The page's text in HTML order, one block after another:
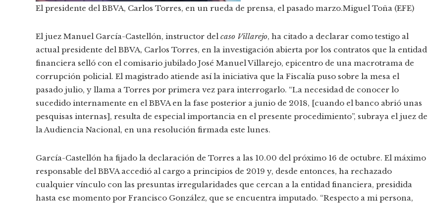
El presidente del BBVA, Carlos Torres, en un rueda de prensa, el pasado marzo.Miguel Toña (EFE)
El juez Manuel García-Castellón, instructor del caso Villarejo, ha citado a declarar como testigo al
actual presidente del BBVA, Carlos Torres, en la investigación abierta por los contratos que la entidad
financiera selló con el comisario jubilado José Manuel Villarejo, epicentro de una macrotrama de
corrupción policial. El magistrado atiende así la iniciativa que la Fiscalía puso sobre la mesa el
pasado julio, y llama a Torres por primera vez para interrogarlo. “La necesidad de conocer lo
sucedido internamente en el BBVA en la fase posterior a junio de 2018, [cuando el banco abrió unas
pesquisas internas], resulta de especial importancia en el presente procedimiento”, subraya el juez de
la Audiencia Nacional, en una resolución firmada este lunes.
García-Castellón ha fijado la declaración de Torres a las 10.00 del próximo 16 de octubre. El máximo
responsable del BBVA accedió al cargo a principios de 2019 y, desde entonces, ha rechazado
cualquier vínculo con las presuntas irregularidades que cercan a la entidad financiera, presidida
hasta ese momento por Francisco González, que se encuentra imputado. “Respecto a mi persona,